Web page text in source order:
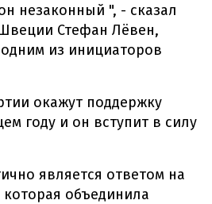
незаконный ", - сказал
Стефан Лёвен,
из инициаторов
окажут поддержку
году и он вступит в силу
является ответом на
объединила